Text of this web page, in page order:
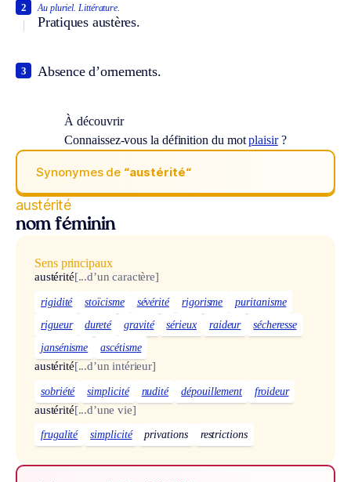
Au pluriel. Littérature.
Pratiques austères.
2
Absence d’ornements.
3
À découvrir
Connaissez-vous la définition du motplaisir?
Synonymes de “austérité“
austérité
nom féminin
Sens principaux
austérité[...d’un caractère]
rigidité stoïcisme sévérité rigorisme
puritanisme
rigueur
dureté gravité sérieux raideur
sécheresse
jansénisme
ascétisme
austérité[...d’un intérieur]
sobriété simplicité nudité dépouillement froideur
austérité[...d’une vie]
frugalité simplicité privations restrictions